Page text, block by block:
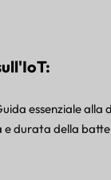
essenziale alla
e durata della